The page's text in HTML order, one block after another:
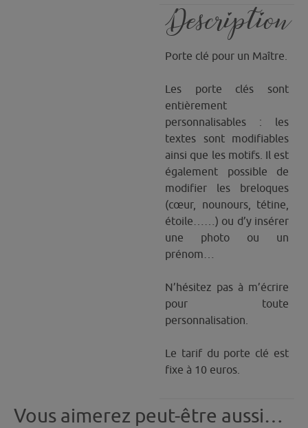
Description
Porte clé pour un Maître.
Les porte clés sont
entièrement
personnalisables : les
textes sont modifiables
ainsi que les motifs. Il est
également possible de
modifier les breloques
(cœur, nounours, tétine,
étoile……) ou d’y insérer
une photo ou un
prénom…
N’hésitez pas à m’écrire
pour toute
personnalisation.
Le tarif du porte clé est
fixe à 10 euros.
Vous aimerez peut-être aussi…